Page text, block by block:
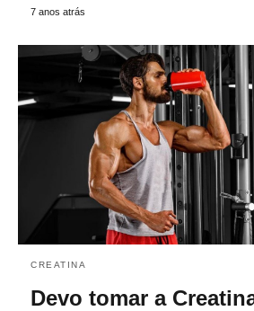
7 anos atrás
CREATINA
Devo tomar a